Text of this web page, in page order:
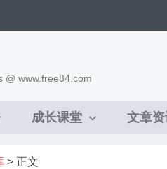
@ www.free84.com
成长课堂 文章
> 正文